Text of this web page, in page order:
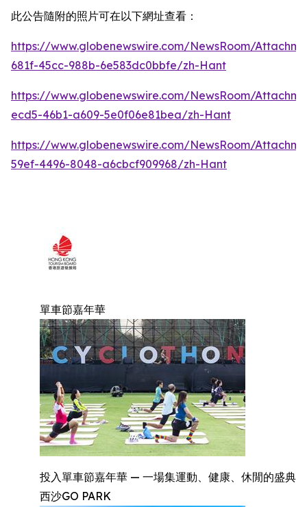
此公告隨附的照片可在以下網址查看：
https://www.globenewswire.com/NewsRoom/
681f-45cc-988b-6e583dc0bbfe/zh-Hant
https://www.globenewswire.com/NewsRoom/
ecd5-46b1-a609-5e0f06e81bea/zh-Hant
https://www.globenewswire.com/NewsRoom/
59ef-4496-8048-a6cbcf909968/zh-Hant
單車節嘉年華
投入單車節嘉年華 — 一場集運動、健康、休閒的盛典
西沙GO PARK